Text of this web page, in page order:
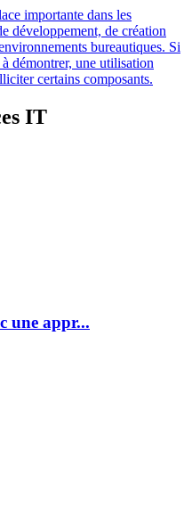
importante dans les
développement, de création
bureautiques. Si
démontrer, une utilisation
certains composants.
IT
une appr...